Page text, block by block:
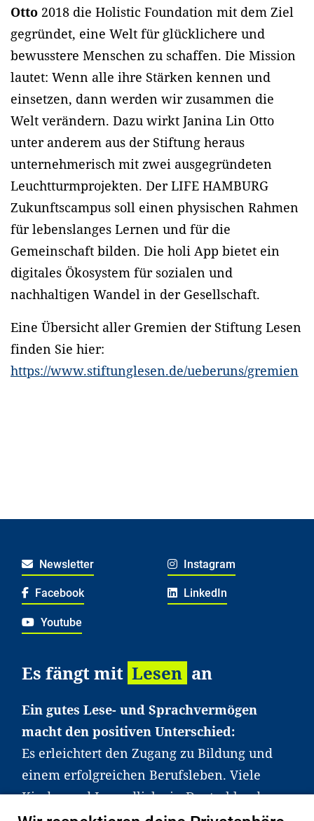
Otto 2018 die Holistic Foundation mit dem Ziel
gegründet, eine Welt für glücklichere und
bewusstere Menschen zu schaffen. Die Mission
lautet: Wenn alle ihre Stärken kennen und
einsetzen, dann werden wir zusammen die
Welt verändern. Dazu wirkt Janina Lin Otto
unter anderem aus der Stiftung heraus
unternehmerisch mit zwei ausgegründeten
Leuchtturmprojekten. Der LIFE HAMBURG
Zukunftscampus soll einen physischen Rahmen
für lebenslanges Lernen und für die
Gemeinschaft bilden. Die holi App bietet ein
digitales Ökosystem für sozialen und
nachhaltigen Wandel in der Gesellschaft.
Eine Übersicht aller Gremien der Stiftung Lesen
finden Sie hier:
https://www.stiftunglesen.de/ueberuns/gremien
Newsletter Instagram
Facebook LinkedIn
Youtube
Es fängt mit Lesen an
Ein gutes Lese- und Sprachvermögen
macht den positiven Unterschied:
Es erleichtert den Zugang zu Bildung und
einem erfolgreichen Berufsleben. Viele
Kinder und Jugendliche in Deutschland